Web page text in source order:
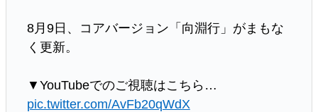
8月9日、コアバージョン「向淵行」がまもな
く更新。
▼YouTubeでのご視聴はこちら…
pic.twitter.com/AvFb20qWdX